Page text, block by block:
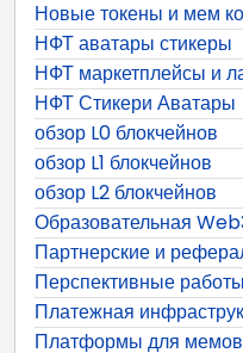
Новые токены и мем
НФТ аватары стикеры
НФТ маркетплейсы и
НФТ Стикери Аватары
обзор L0 блокчейнов
обзор L1 блокчейнов
обзор L2 блокчейнов
Образовательная
Партнерские и
Перспективные
Платежная
Платформы для мемов